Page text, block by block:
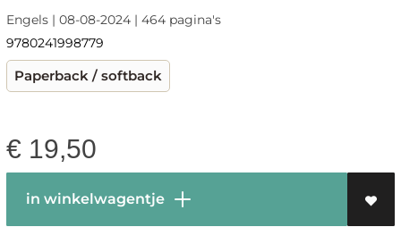
Engels | 08-08-2024 | 464 pagina's
9780241998779
Paperback / softback
€ 19,50
in winkelwagentje